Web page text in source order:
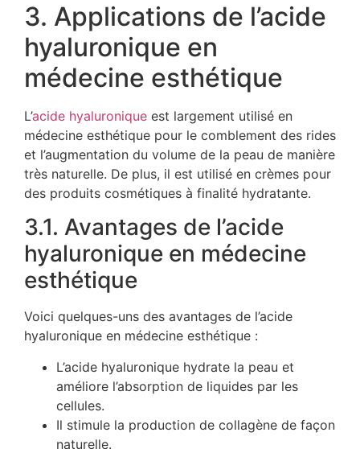
3. Applications de l’acide
hyaluronique en
médecine esthétique
L’acide hyaluronique est largement utilisé en
médecine esthétique pour le comblement des rides
et l’augmentation du volume de la peau de manière
très naturelle. De plus, il est utilisé en crèmes pour
des produits cosmétiques à finalité hydratante.
3.1. Avantages de l’acide
hyaluronique en médecine
esthétique
Voici quelques-uns des avantages de l’acide
hyaluronique en médecine esthétique :
L’acide hyaluronique hydrate la peau et
améliore l’absorption de liquides par les
cellules.
Il stimule la production de collagène de façon
naturelle.